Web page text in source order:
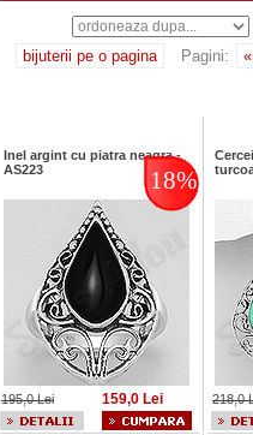
bijuterii pe o pagina Pagini: «
Inel argint cu piatra neagra -
AS223
18%
195,0 Lei 159,0 Lei 218,0